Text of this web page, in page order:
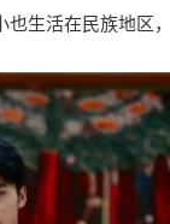
生活在民族地区